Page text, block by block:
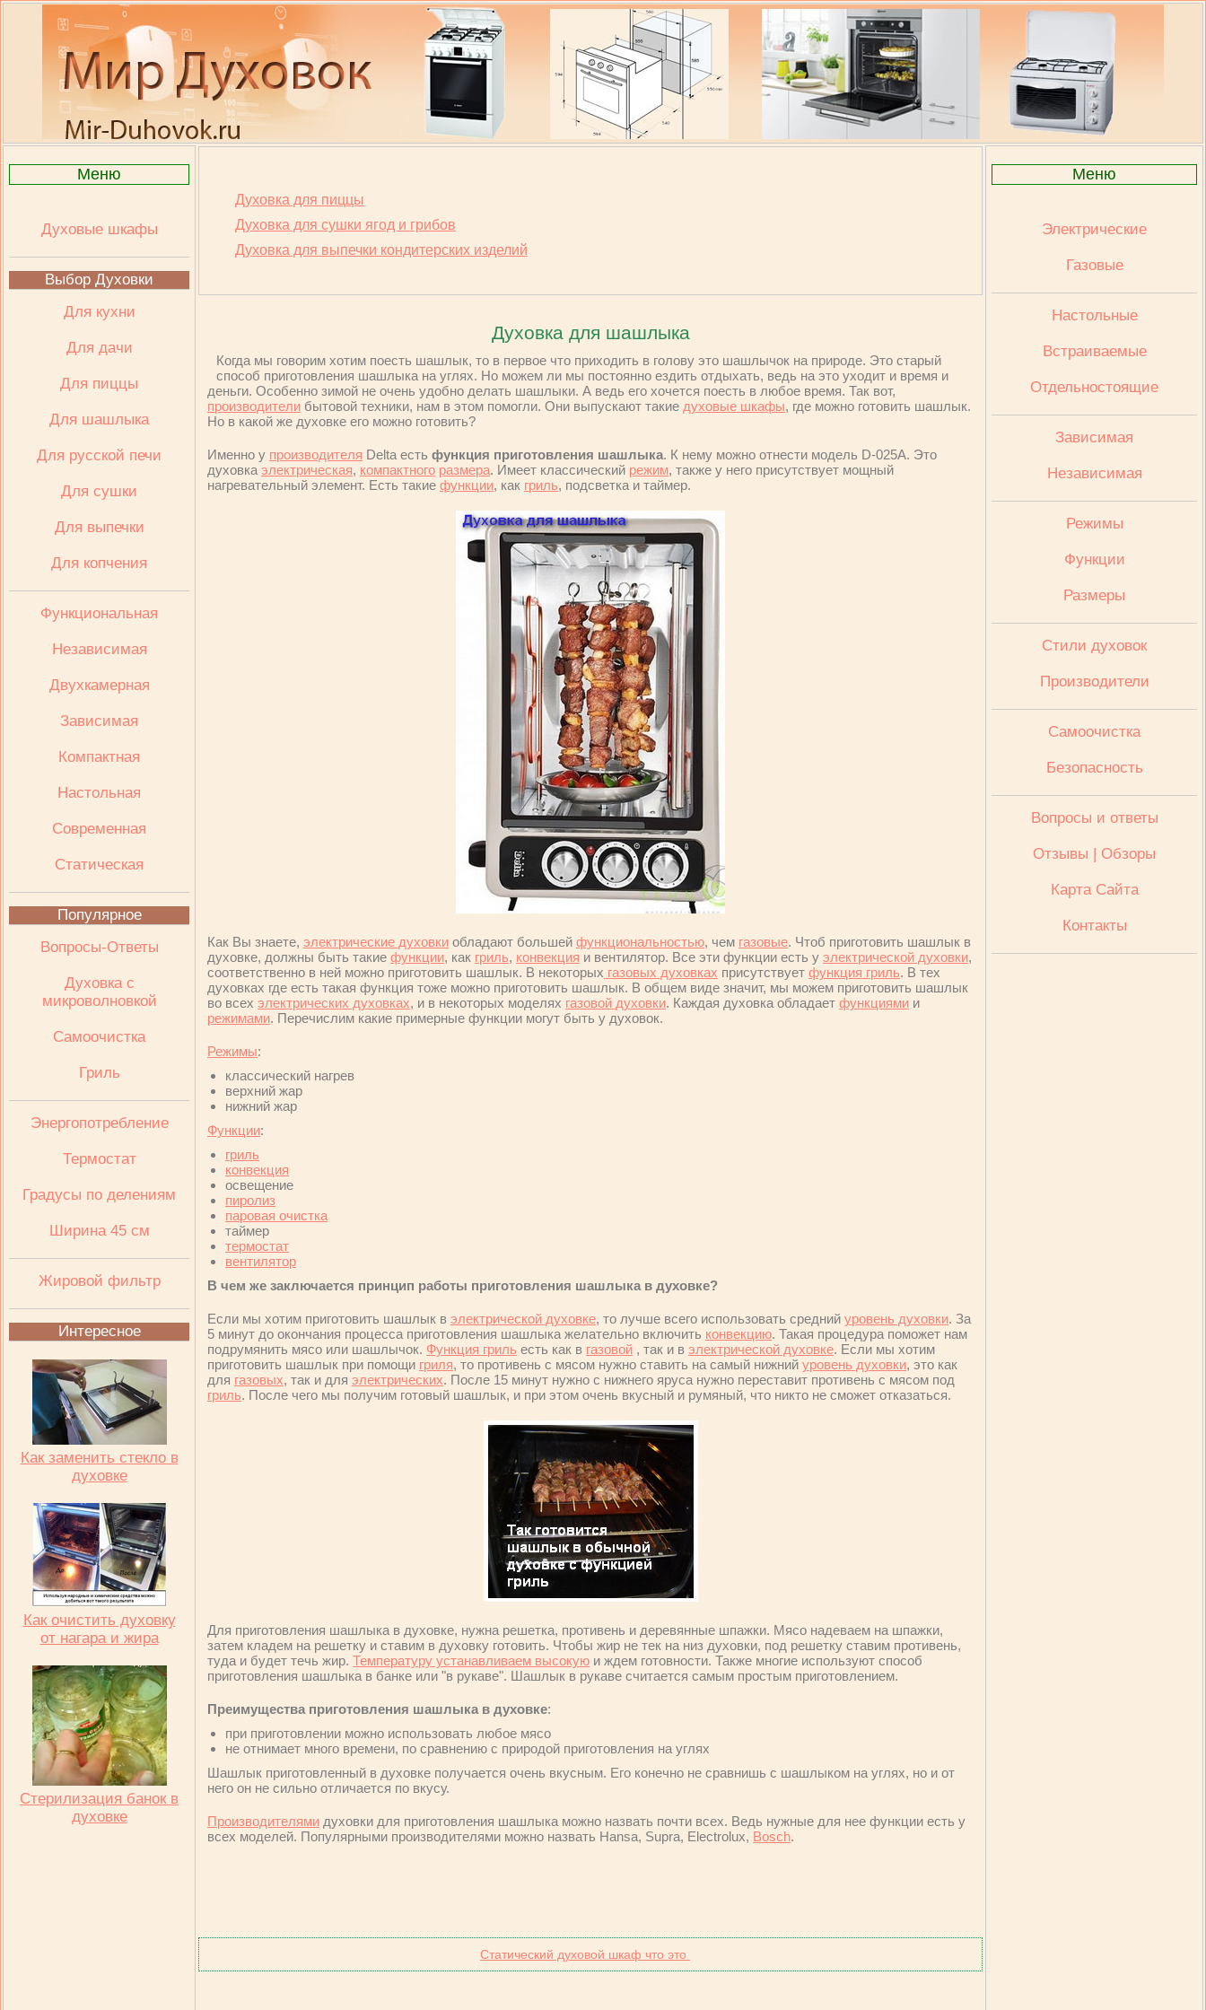
Меню
Духовые шкафы
Выбор Духовки
Для кухни
Для дачи
Для пиццы
Для шашлыка
Для русской печи
Для сушки
Для выпечки
Для копчения
Функциональная
Независимая
Двухкамерная
Зависимая
Компактная
Настольная
Современная
Статическая
Популярное
Вопросы-Ответы
Духовка с
микроволновкой
Самоочистка
Гриль
Энергопотребление
Термостат
Градусы по делениям
Ширина 45 см
Жировой фильтр
Интересное
Как заменить стекло в
духовке
Как очистить духовку
от нагара и жира
Стерилизация банок в
духовке
Духовка для пиццы
Духовка для сушки ягод и грибов
Духовка для выпечки кондитерских изделий
Духовка для шашлыка
Когда мы говорим хотим поесть шашлык, то в первое что приходить в голову это шашлычок на природе. Это старый
способ приготовления шашлыка на углях. Но можем ли мы постоянно ездить отдыхать, ведь на это уходит и время и
деньги. Особенно зимой не очень удобно делать шашлыки. А ведь его хочется поесть в любое время. Так вот,
производители бытовой техники, нам в этом помогли. Они выпускают такие духовые шкафы, где можно готовить шашлык.
Но в какой же духовке его можно готовить?
Именно у производителя Delta есть функция приготовления шашлыка. К нему можно отнести модель D-025А. Это
духовка электрическая, компактного размера. Имеет классический режим, также у него присутствует мощный
нагревательный элемент. Есть такие функции, как гриль, подсветка и таймер.
Как Вы знаете, электрические духовки обладают большей функциональностью, чем газовые. Чтоб приготовить шашлык в
духовке, должны быть такие функции, как гриль, конвекция и вентилятор. Все эти функции есть у электрической духовки,
соответственно в ней можно приготовить шашлык. В некоторых газовых духовках присутствует функция гриль. В тех
духовках где есть такая функция тоже можно приготовить шашлык. В общем виде значит, мы можем приготовить шашлык
во всех электрических духовках, и в некоторых моделях газовой духовки. Каждая духовка обладает функциями и
режимами. Перечислим какие примерные функции могут быть у духовок.
Режимы:
классический нагрев
верхний жар
нижний жар
Функции:
гриль
конвекция
освещение
пиролиз
паровая очистка
таймер
термостат
вентилятор
В чем же заключается принцип работы приготовления шашлыка в духовке?
Если мы хотим приготовить шашлык в электрической духовке, то лучше всего использовать средний уровень духовки. За
5 минут до окончания процесса приготовления шашлыка желательно включить конвекцию. Такая процедура поможет нам
подрумянить мясо или шашлычок. Функция гриль есть как в газовой , так и в электрической духовке. Если мы хотим
приготовить шашлык при помощи гриля, то противень с мясом нужно ставить на самый нижний уровень духовки, это как
для газовых, так и для электрических. После 15 минут нужно с нижнего яруса нужно переставит противень с мясом под
гриль. После чего мы получим готовый шашлык, и при этом очень вкусный и румяный, что никто не сможет отказаться.
Для приготовления шашлыка в духовке, нужна решетка, противень и деревянные шпажки. Мясо надеваем на шпажки,
затем кладем на решетку и ставим в духовку готовить. Чтобы жир не тек на низ духовки, под решетку ставим противень,
туда и будет течь жир. Температуру устанавливаем высокую и ждем готовности. Также многие используют способ
приготовления шашлыка в банке или "в рукаве". Шашлык в рукаве считается самым простым приготовлением.
Преимущества приготовления шашлыка в духовке:
при приготовлении можно использовать любое мясо
не отнимает много времени, по сравнению с природой приготовления на углях
Шашлык приготовленный в духовке получается очень вкусным. Его конечно не сравнишь с шашлыком на углях, но и от
него он не сильно отличается по вкусу.
Производителями духовки для приготовления шашлыка можно назвать почти всех. Ведь нужные для нее функции есть у
всех моделей. Популярными производителями можно назвать Hansa, Supra, Electrolux, Bosch.
Статический духовой шкаф что это
Меню
Электрические
Газовые
Настольные
Встраиваемые
Отдельностоящие
Зависимая
Независимая
Режимы
Функции
Размеры
Стили духовок
Производители
Cамоочистка
Безопасность
Вопросы и ответы
Отзывы | Обзоры
Карта Сайта
Контакты